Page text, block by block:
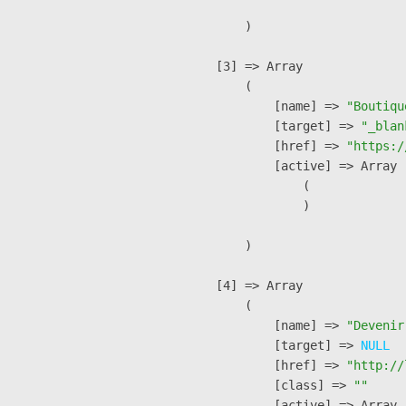
        )
    [3] => Array
        (
            [name] =>
            [target] =>
            [href] =>
"https://
            [active] => Array
                (
                )
        )
    [4] => Array
        (
            [name] =>
"Devenir
            [target] =>
NULL
            [href] =>
"http://
            [class] =>
""